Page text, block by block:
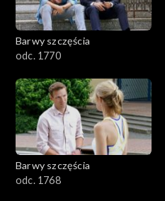
Barwy szczęścia
odc. 1770
Barwy szczęścia
odc. 1768